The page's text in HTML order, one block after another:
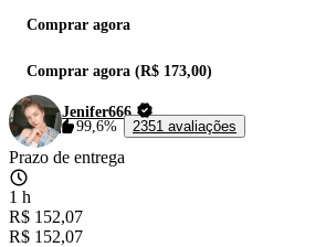
Comprar agora
Comprar agora (R$ 173,00)
Jenifer666
99,6%
2351 avaliações
Prazo de entrega
1 h
R$ 152,07
R$ 152,07